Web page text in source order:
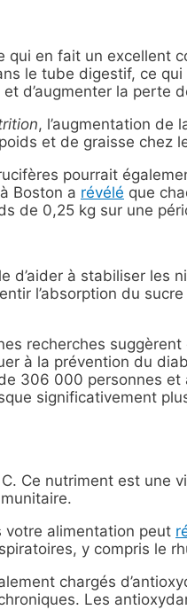
qui en fait un excellent
le tube digestif, ce
d’augmenter la perte
, l’augmentation de
et de graisse chez
pourrait
Boston a révélé que
de 0,25 kg sur une
d’aider à stabiliser les
l’absorption du
recherches suggèrent
à la prévention du
306 000 personnes et
significativement
Ce nutriment est une
votre alimentation peut
y compris le
chargés
Les